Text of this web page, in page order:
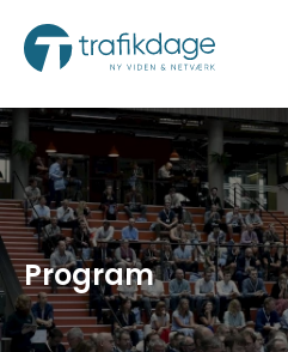
Program